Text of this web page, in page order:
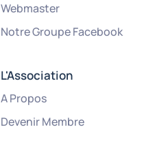
Webmaster
Notre Groupe Facebook
L'Association
A Propos
Devenir Membre